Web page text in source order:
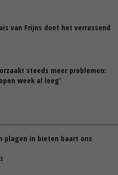
van Frijns doet het verrassend
steeds meer problemen:
week al leeg’
plagen in bieten baart ons